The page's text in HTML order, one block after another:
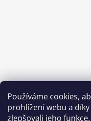
Používáme cookies,
prohlížení webu a
zlepšovali jeho